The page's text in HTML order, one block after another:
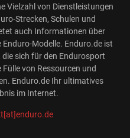
Vielzahl von Dienstleistungen
Strecken, Schulen und
auch Informationen über
Enduro-Modelle. Enduro.de ist
die sich für den Endurosport
von Ressourcen und
Enduro.de Ihr ultimatives
im Internet.